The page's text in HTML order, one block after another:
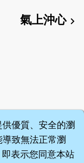
氣上沖心chevron_right
優質、安全的瀏
致無法正常瀏
表示您同意本站